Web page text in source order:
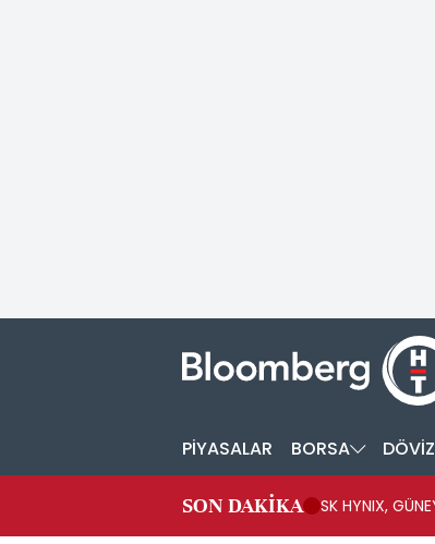
PİYASALAR BORSA DÖVİZ
SON DAKİKA
SK HYNIX,